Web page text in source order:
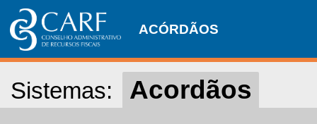
ACÓRDÃOS
Sistemas: Acordãos